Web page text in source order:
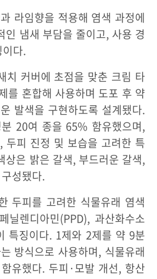
라임향을 적용해 염색 과정에
인 냄새 부담을 줄이고, 사용 경
다.
치 커버에 초점을 맞춘 크림 타
를 혼합해 사용하며 도포 후 약
발색을 구현하도록 설계됐다.
20여 종을 65% 함유했으며,
두피 진정 및 보습을 고려한 특
상은 밝은 갈색, 부드러운 갈색,
성됐다.
두피를 고려한 식물유래 염색
닐렌디아민(PPD), 과산화수소
특징이다. 1제와 2제를 약 9분
방식으로 사용하며, 식물유래
유했다. 두피·모발 개선, 항산